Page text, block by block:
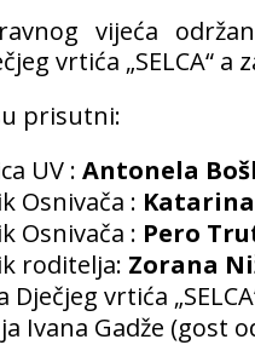
vijeća
vrtića „SELCA“ a
prisutni:
UV : Antonela
Osnivača :
Osnivača : Pero
roditelja: Zorana
vrtića
Ivana Gadže (gost